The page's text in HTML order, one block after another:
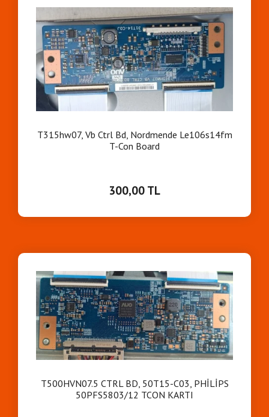
T315hw07, Vb Ctrl Bd, Nordmende Le106s14fm
T-Con Board
300,00 TL
T500HVN07.5 CTRL BD, 50T15-C03, PHİLİPS
50PFS5803/12 TCON KARTI